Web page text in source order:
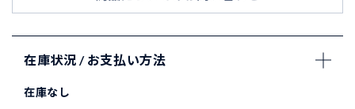
在庫状況 / お支払い方法
在庫なし